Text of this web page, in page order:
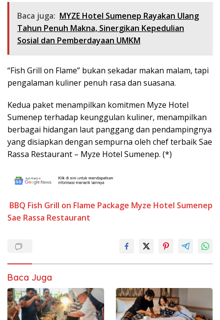
Baca juga: MYZE Hotel Sumenep Rayakan Ulang
Tahun Penuh Makna, Sinergikan Kepedulian
Sosial dan Pemberdayaan UMKM
“Fish Grill on Flame” bukan sekadar makan malam, tapi
pengalaman kuliner penuh rasa dan suasana.
Kedua paket menampilkan komitmen Myze Hotel
Sumenep terhadap keunggulan kuliner, menampilkan
berbagai hidangan laut panggang dan pendampingnya
yang disiapkan dengan sempurna oleh chef terbaik Sae
Rassa Restaurant – Myze Hotel Sumenep. (*)
BBQ Fish Grill on Flame Package Myze Hotel Sumenep
Sae Rassa Restaurant
Baca Juga